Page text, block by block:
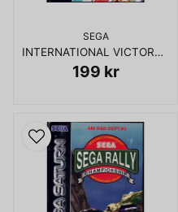
SEGA
INTERNATIONAL VICTORY GOAL SEGA SATURN RENTAL
199 kr